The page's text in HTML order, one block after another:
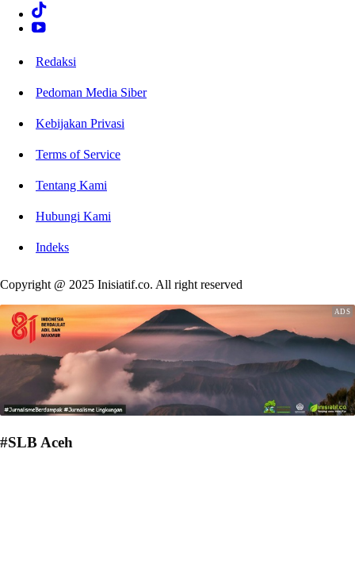
Redaksi
Pedoman Media Siber
Kebijakan Privasi
Terms of Service
Tentang Kami
Hubungi Kami
Indeks
Copyright @ 2025 Inisiatif.co. All right reserved
#SLB Aceh